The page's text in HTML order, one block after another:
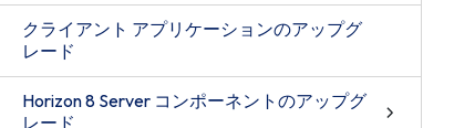
クライアント アプリケーションのアップグ
レード
Horizon 8 Server コンポーネントのアップグ
レード